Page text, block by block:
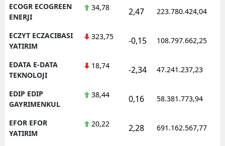
ECOGR ECOGREEN
ENERJI
34,78 2,47 223.780.424,04
ECZYT ECZACIBASI
YATIRIM
323,75 -0,15 108.797.662,25
EDATA E-DATA
TEKNOLOJI
18,74 -2,34 47.241.237,23
EDIP EDIP
GAYRIMENKUL
38,44 0,16 58.381.773,94
EFOR EFOR
YATIRIM
20,22 2,28 691.162.567,77